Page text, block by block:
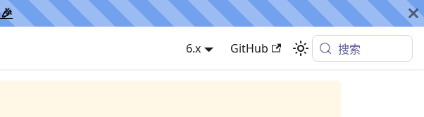
6.x GitHub 搜索